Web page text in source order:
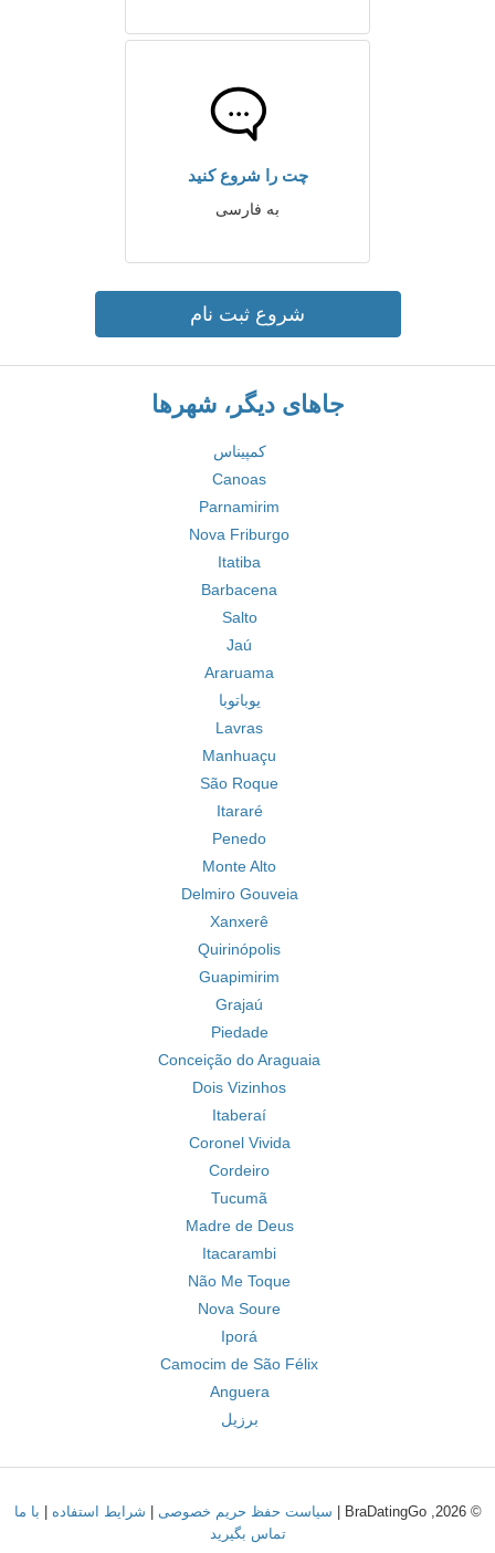
چت را شروع کنید
به فارسی
شروع ثبت نام
جاهای دیگر، شهرها
کمپیناس
Canoas
Parnamirim
Nova Friburgo
Itatiba
Barbacena
Salto
Jaú
Araruama
یوباتوبا
Lavras
Manhuaçu
São Roque
Itararé
Penedo
Monte Alto
Delmiro Gouveia
Xanxerê
Quirinópolis
Guapimirim
Grajaú
Piedade
Conceição do Araguaia
Dois Vizinhos
Itaberaí
Coronel Vivida
Cordeiro
Tucumã
Madre de Deus
Itacarambi
Não Me Toque
Nova Soure
Iporá
Camocim de São Félix
Anguera
برزیل
© 2026, BraDatingGo | سیاست حفظ حریم خصوصی شرایط استفاده
با ما
تماس بگیرید